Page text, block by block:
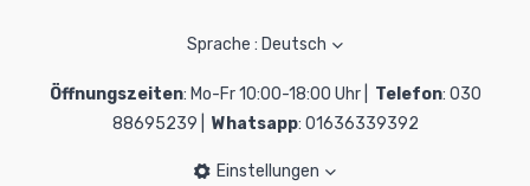
Sprache : Deutsch
Öffnungszeiten: Mo-Fr 10:00-18:00 Uhr | Telefon: 030
88695239 | Whatsapp: 01636339392
Einstellungen